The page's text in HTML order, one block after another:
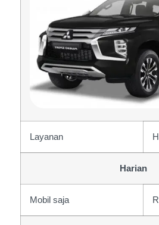
Layanan
Harian
Mobil saja